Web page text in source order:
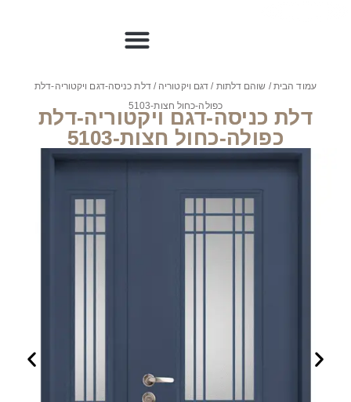
עמוד הבית/שוהם דלתות/דגם ויקטוריה/ דלת כניסה-דגם ויקטוריה-דלת
כפולה-כחול חצות-5103
דלת כניסה-דגם ויקטוריה-דלת
כפולה-כחול חצות-5103